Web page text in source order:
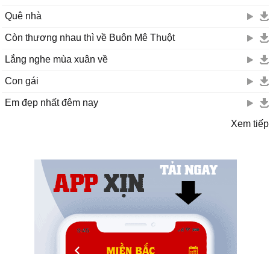
Quê nhà
Còn thương nhau thì về Buôn Mê Thuột
Lắng nghe mùa xuân về
Con gái
Em đẹp nhất đêm nay
Xem tiếp